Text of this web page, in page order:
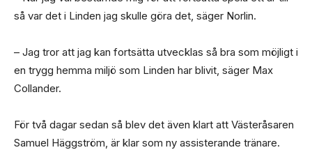
så var det i Linden jag skulle göra det, säger Norlin.
– Jag tror att jag kan fortsätta utvecklas så bra som möjligt i
en trygg hemma miljö som Linden har blivit, säger Max
Collander.
För två dagar sedan så blev det även klart att Västeråsaren
Samuel Häggström, är klar som ny assisterande tränare.